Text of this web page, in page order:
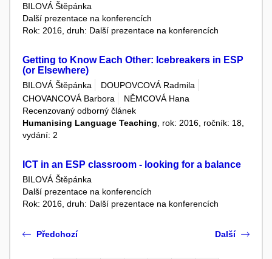
BILOVÁ Štěpánka
Další prezentace na konferencích
Rok: 2016, druh: Další prezentace na konferencích
Getting to Know Each Other: Icebreakers in ESP
(or Elsewhere)
BILOVÁ Štěpánka
DOUPOVCOVÁ Radmila
CHOVANCOVÁ Barbora
NĚMCOVÁ Hana
Recenzovaný odborný článek
Humanising Language Teaching , rok: 2016, ročník: 18,
vydání: 2
ICT in an ESP classroom - looking for a balance
BILOVÁ Štěpánka
Další prezentace na konferencích
Rok: 2016, druh: Další prezentace na konferencích
Předchozí Další